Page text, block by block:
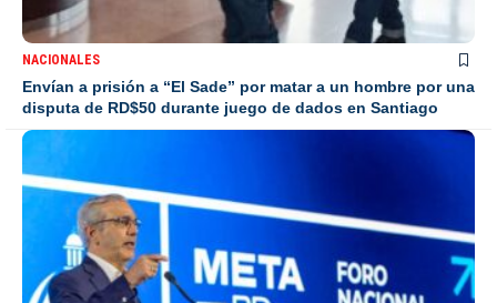
NACIONALES
Envían a prisión a “El Sade” por matar a un hombre por una
disputa de RD$50 durante juego de dados en Santiago